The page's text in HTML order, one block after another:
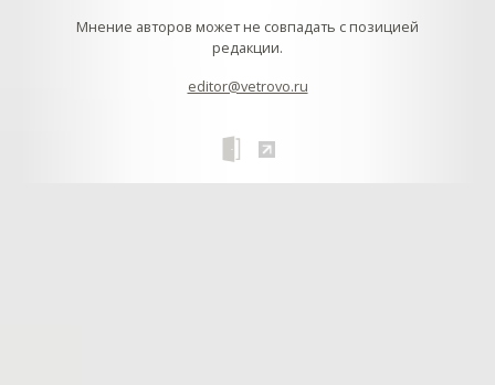
Мнение авторов может не совпадать с позицией
редакции.
editor@vetrovo.ru